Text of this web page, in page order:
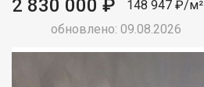
2 830 000 ₽
148 947 ₽/м²
обновлено: 09.08.2026